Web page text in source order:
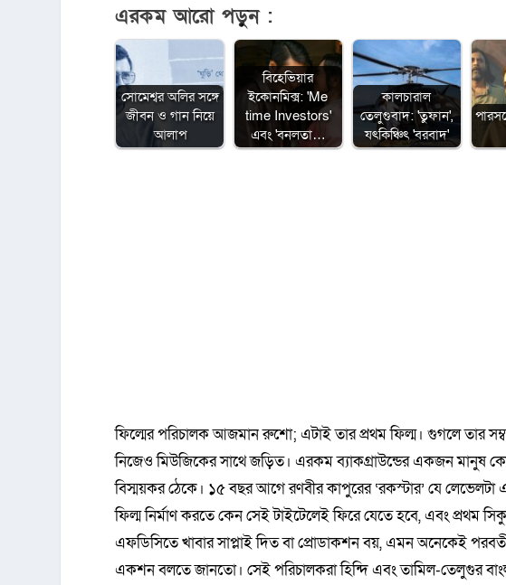
এরকম আরো পড়ুন :
সোমেশ্বর অলির সঙ্গে
জীবন ও গান নিয়ে
আলাপ
বিহেভিয়ার
ইকোনমিক্স: 'Me
time Investors'
এবং 'বনলতা…
কালচারাল
তেলুগুবাদ: 'তুফান',
যৎকিঞ্চিৎ 'বরবাদ'
ফিল্মের পরিচালক আজমান রুশো; এটাই তার প্রথম ফিল্ম। গুগলে তার
নিজেও মিউজিকের সাথে জড়িত। এরকম ব্যাকগ্রাউন্ডের একজন মানুষ কোন
বিস্ময়কর ঠেকে। ১৫ বছর আগে রণবীর কাপুরের ‘রকস্টার’ যে
ফিল্ম নির্মাণ করতে কেন সেই টাইটেলেই ফিরে যেতে হবে, এবং প্রথম
এফডিসিতে খাবার সাপ্লাই দিত বা প্রোডাকশন বয়, এমন অনেকেই
একশন বলতে জানতো। সেই পরিচালকরা হিন্দি এবং তামিল-তেলুগুর